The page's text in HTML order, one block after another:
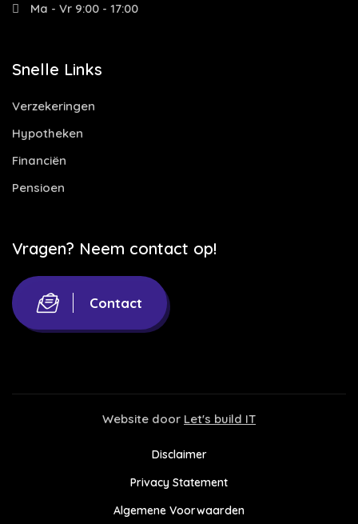
Ma - Vr 9:00 - 17:00
Snelle Links
Verzekeringen
Hypotheken
Financiën
Pensioen
Vragen? Neem contact op!
Contact
Website door Let's build IT
Disclaimer
Privacy Statement
Algemene Voorwaarden